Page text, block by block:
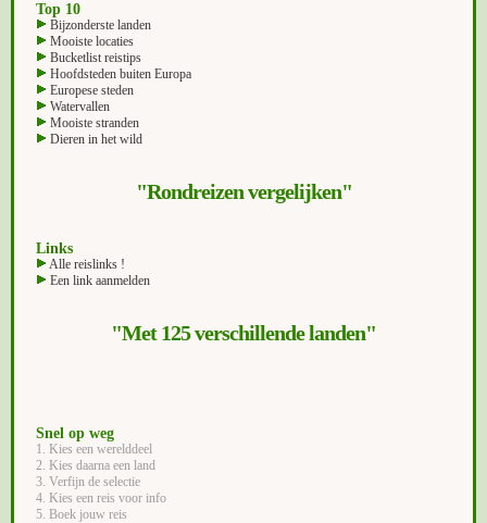
Top 10
Bijzonderste landen
Mooiste locaties
Bucketlist reistips
Hoofdsteden buiten Europa
Europese steden
Watervallen
Mooiste stranden
Dieren in het wild
"Rondreizen vergelijken"
Links
Alle reislinks !
Een link aanmelden
"Met 125 verschillende landen"
Snel op weg
1. Kies een werelddeel
2. Kies daarna een land
3. Verfijn de selectie
4. Kies een reis voor info
5. Boek jouw reis